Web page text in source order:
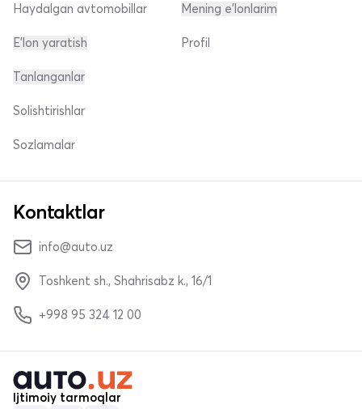
Haydalgan avtomobillar
E'lon yaratish
Mening e'lonlarim
Profil
Tanlanganlar
Solishtirishlar
Sozlamalar
Kontaktlar
info@auto.uz
Toshkent sh., Shahrisabz k., 16/1
+998 95 324 12 00
Ijtimoiy tarmoqlar